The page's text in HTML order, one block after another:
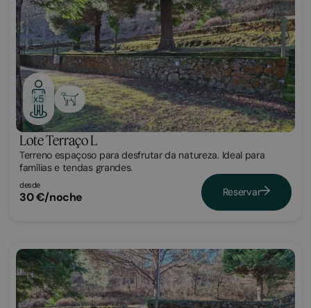
x5
Lote Terraço L
Terreno espaçoso para desfrutar da natureza. Ideal para
famílias e tendas grandes.
desde
30 €/noche Reservar
Parcela